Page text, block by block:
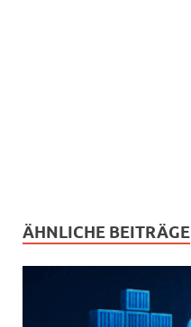
ÄHNLICHE BEITRÄGE